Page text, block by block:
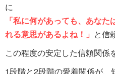
に
「私に何があっても、あな
れる意思があるよね！」 と信
この程度の安定した信頼関係
1段階と2段階の愛着関係が、